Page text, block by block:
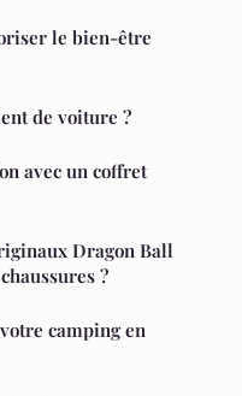
le bien-être
de voiture ?
avec un coffret
Dragon Ball
?
camping en